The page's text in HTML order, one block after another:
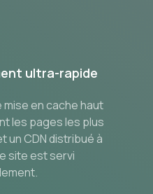
ultra-rapide
mise en cache haut
les pages les plus
un CDN distribué à
site est servi